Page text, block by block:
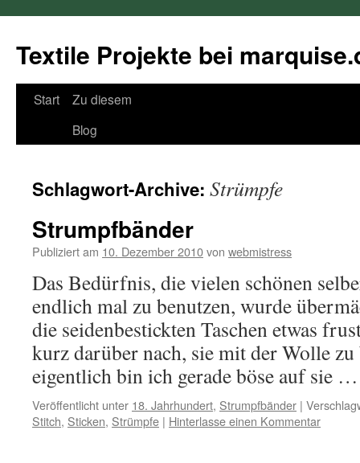
Textile Projekte bei
Springe
Start
Zu diesem
Blog
Schlagwort-Archive: Strümpfe
Strumpfbänder
Publiziert am 10. Dezember 2010von webmistress
Das Bedürfnis, die vielen schönen
endlich mal zu benutzen, wurde
die seidenbestickten Taschen etwas
kurz darüber nach, sie mit der Wolle zu
eigentlich bin ich gerade böse auf sie
Veröffentlicht unter 18. Jahrhundert, Strumpfbänder |
Stitch, Sticken, Strümpfe | Hinterlasse einen Kommentar